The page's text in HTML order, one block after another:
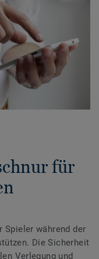
für
Spieler während der
Die Sicherheit
Verlegung und